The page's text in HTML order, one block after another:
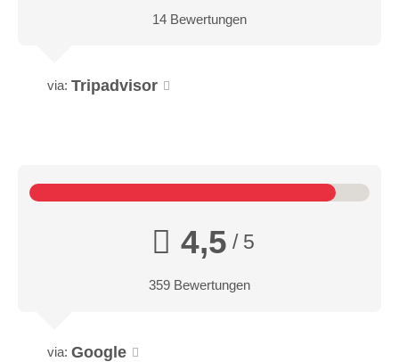
14 Bewertungen
via: Tripadvisor
4,5 / 5
359 Bewertungen
via: Google